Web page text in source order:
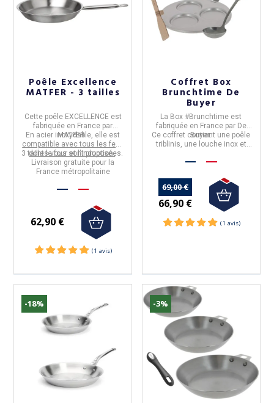
Poêle Excellence
MATFER - 3 tailles
Cette poêle EXCELLENCEest
fabriquée en France par
MATFER.
En acier inoxydable, elle est
compatible avec tous les feux
dont le four et l'induction.
3 tailles vous sont proposées.
Livraison gratuite pour la
France métropolitaine
62,90 €
Coffret Box
Brunchtime De
Buyer
La Box #Brunchtime est
fabriquée en Francepar De
Buyer.
Ce coffret contient une poêle
triblinis, une louche inox et
69,00 €
66,90 €
-18% -3%